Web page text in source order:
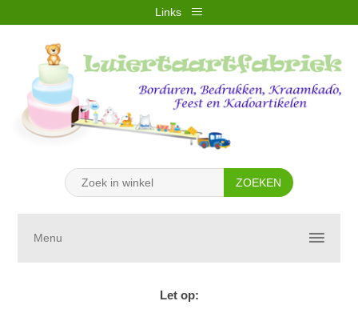
Links
REGISTREREN
WINKELWAGEN (0)
Menu
Let op: